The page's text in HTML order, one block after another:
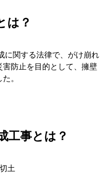
は？
に関する法律で、がけ崩れ
防止を目的として、擁壁
。
工事とは？
土